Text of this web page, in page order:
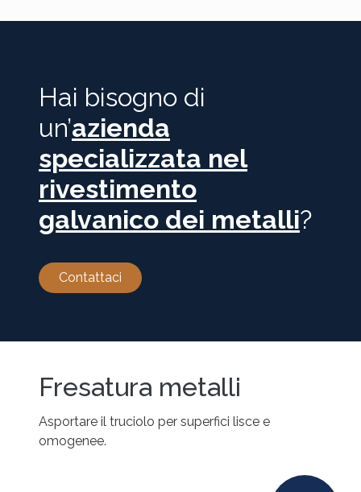
Hai bisogno di
un’azienda
specializzata nel
rivestimento
galvanico dei metalli?
Contattaci
Fresatura metalli
Asportare il truciolo per superfici lisce e
omogenee.